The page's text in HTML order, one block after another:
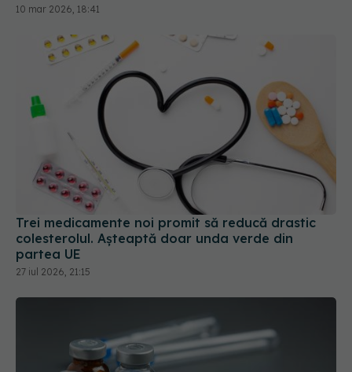
10 mar 2026, 18:41
Trei medicamente noi promit să reducă drastic
colesterolul. Așteaptă doar unda verde din
partea UE
27 iul 2026, 21:15